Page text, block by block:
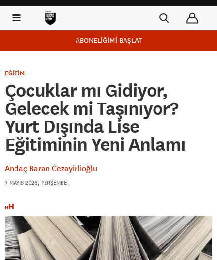
ABONELİĞİMİ BAŞLAT
EĞİTİM
Çocuklar mı Gidiyor,
Gelecek mi Taşınıyor?
Yurt Dışında Lise
Eğitiminin Yeni Anlamı
Andaç Baran Cezayirlioğlu
7 MAYIS 2026, PERŞEMBE